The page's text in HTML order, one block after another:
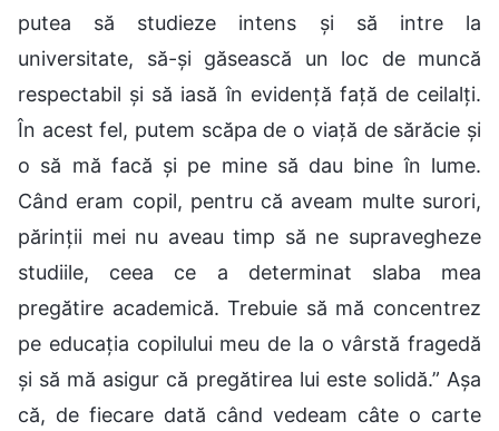
putea să studieze intens și să intre la
universitate, să-și găsească un loc de muncă
respectabil și să iasă în evidență față de ceilalți.
În acest fel, putem scăpa de o viață de sărăcie și
o să mă facă și pe mine să dau bine în lume.
Când eram copil, pentru că aveam multe surori,
părinții mei nu aveau timp să ne supravegheze
studiile, ceea ce a determinat slaba mea
pregătire academică. Trebuie să mă concentrez
pe educația copilului meu de la o vârstă fragedă
și să mă asigur că pregătirea lui este solidă.” Așa
că, de fiecare dată când vedeam câte o carte